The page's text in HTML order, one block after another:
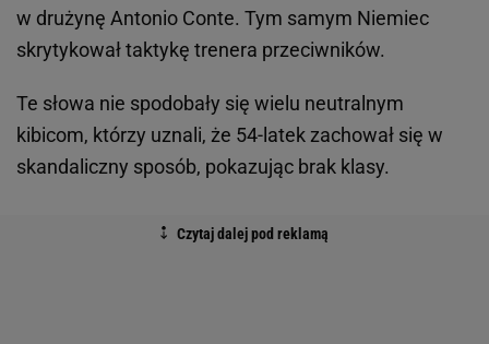
w drużynę Antonio Conte. Tym samym Niemiec
skrytykował taktykę trenera przeciwników.
Te słowa nie spodobały się wielu neutralnym
kibicom, którzy uznali, że 54-latek zachował się w
skandaliczny sposób, pokazując brak klasy.